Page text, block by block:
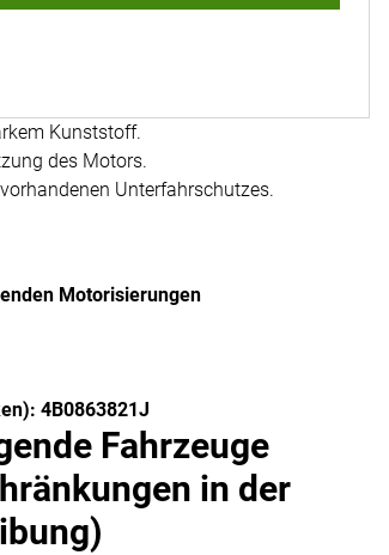
Kunststoff.
des Motors.
Unterfahrschutzes.
Motorisierungen
4B0863821J
Fahrzeuge
in der